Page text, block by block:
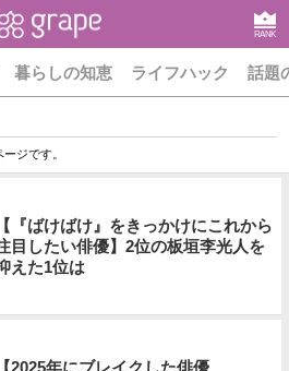
RANK
暮らしの知恵 ライフハック 話題
ジです。
【『ばけばけ』をきっかけにこれから
目したい俳優】2位の板垣李光人を
えた1位は
【2025年にブレイクした俳優